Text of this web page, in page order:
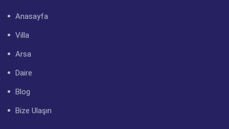
Anasayfa
Villa
Arsa
Daire
Blog
Bize Ulaşın